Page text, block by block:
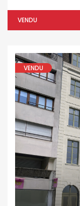
VENDU
VENDU